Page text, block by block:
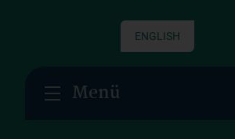
ENGLISH
Menü